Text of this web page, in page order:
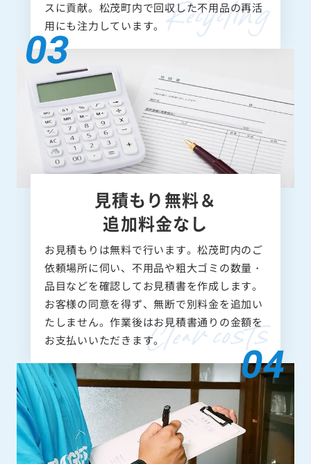
スに貢献。松茂町内で回収した不用品の再活
用にも注力しています。
見積もり無料＆
追加料金なし
お見積もりは無料で行います。松茂町内のご
依頼場所に伺い、不用品や粗大ゴミの数量・
品目などを確認してお見積書を作成します。
お客様の同意を得ず、無断で別料金を追加い
たしません。作業後はお見積書通りの金額を
お支払いいただきます。